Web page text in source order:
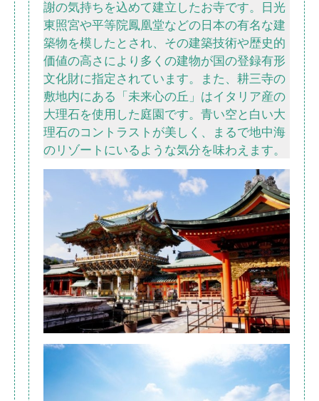
謝の気持ちを込めて建立したお寺です。日光
東照宮や平等院鳳凰堂などの日本の有名な建
築物を模したとされ、その建築技術や歴史的
価値の高さにより多くの建物が国の登録有形
文化財に指定されています。また、耕三寺の
敷地内にある「未来心の丘」はイタリア産の
大理石を使用した庭園です。青い空と白い大
理石のコントラストが美しく、まるで地中海
のリゾートにいるような気分を味わえます。